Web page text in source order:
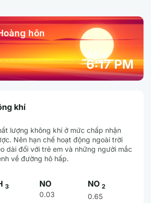
hôn
6:17 PM
khí
lượng không khí ở mức chấp nhận
Nên hạn chế hoạt động ngoài trời
dài đối với trẻ em và những người mắc
về đường hô hấp.
3 NO
0.03
NO 2
0.65